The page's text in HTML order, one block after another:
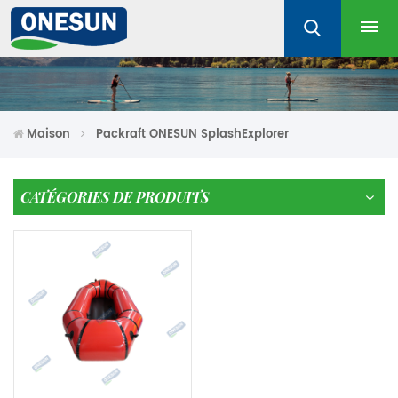
Maison Packraft ONESUN SplashExplorer
CATÉGORIES DE PRODUITS